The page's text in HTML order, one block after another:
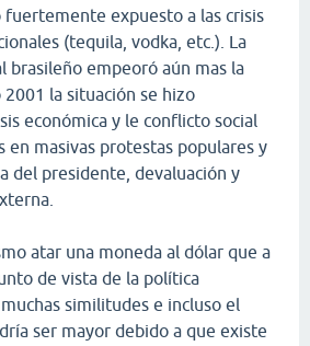
fuertemente expuesto a las crisis
(tequila, vodka, etc.). La
brasileño empeoró aún mas la
2001 la situación se hizo
económica y le conflicto social
en masivas protestas populares y
del presidente, devaluación y
atar una moneda al dólar que a
de vista de la política
similitudes e incluso el
ser mayor debido a que existe